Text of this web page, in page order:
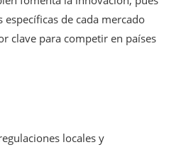
de cada mercado
clave para competir en países
locales y